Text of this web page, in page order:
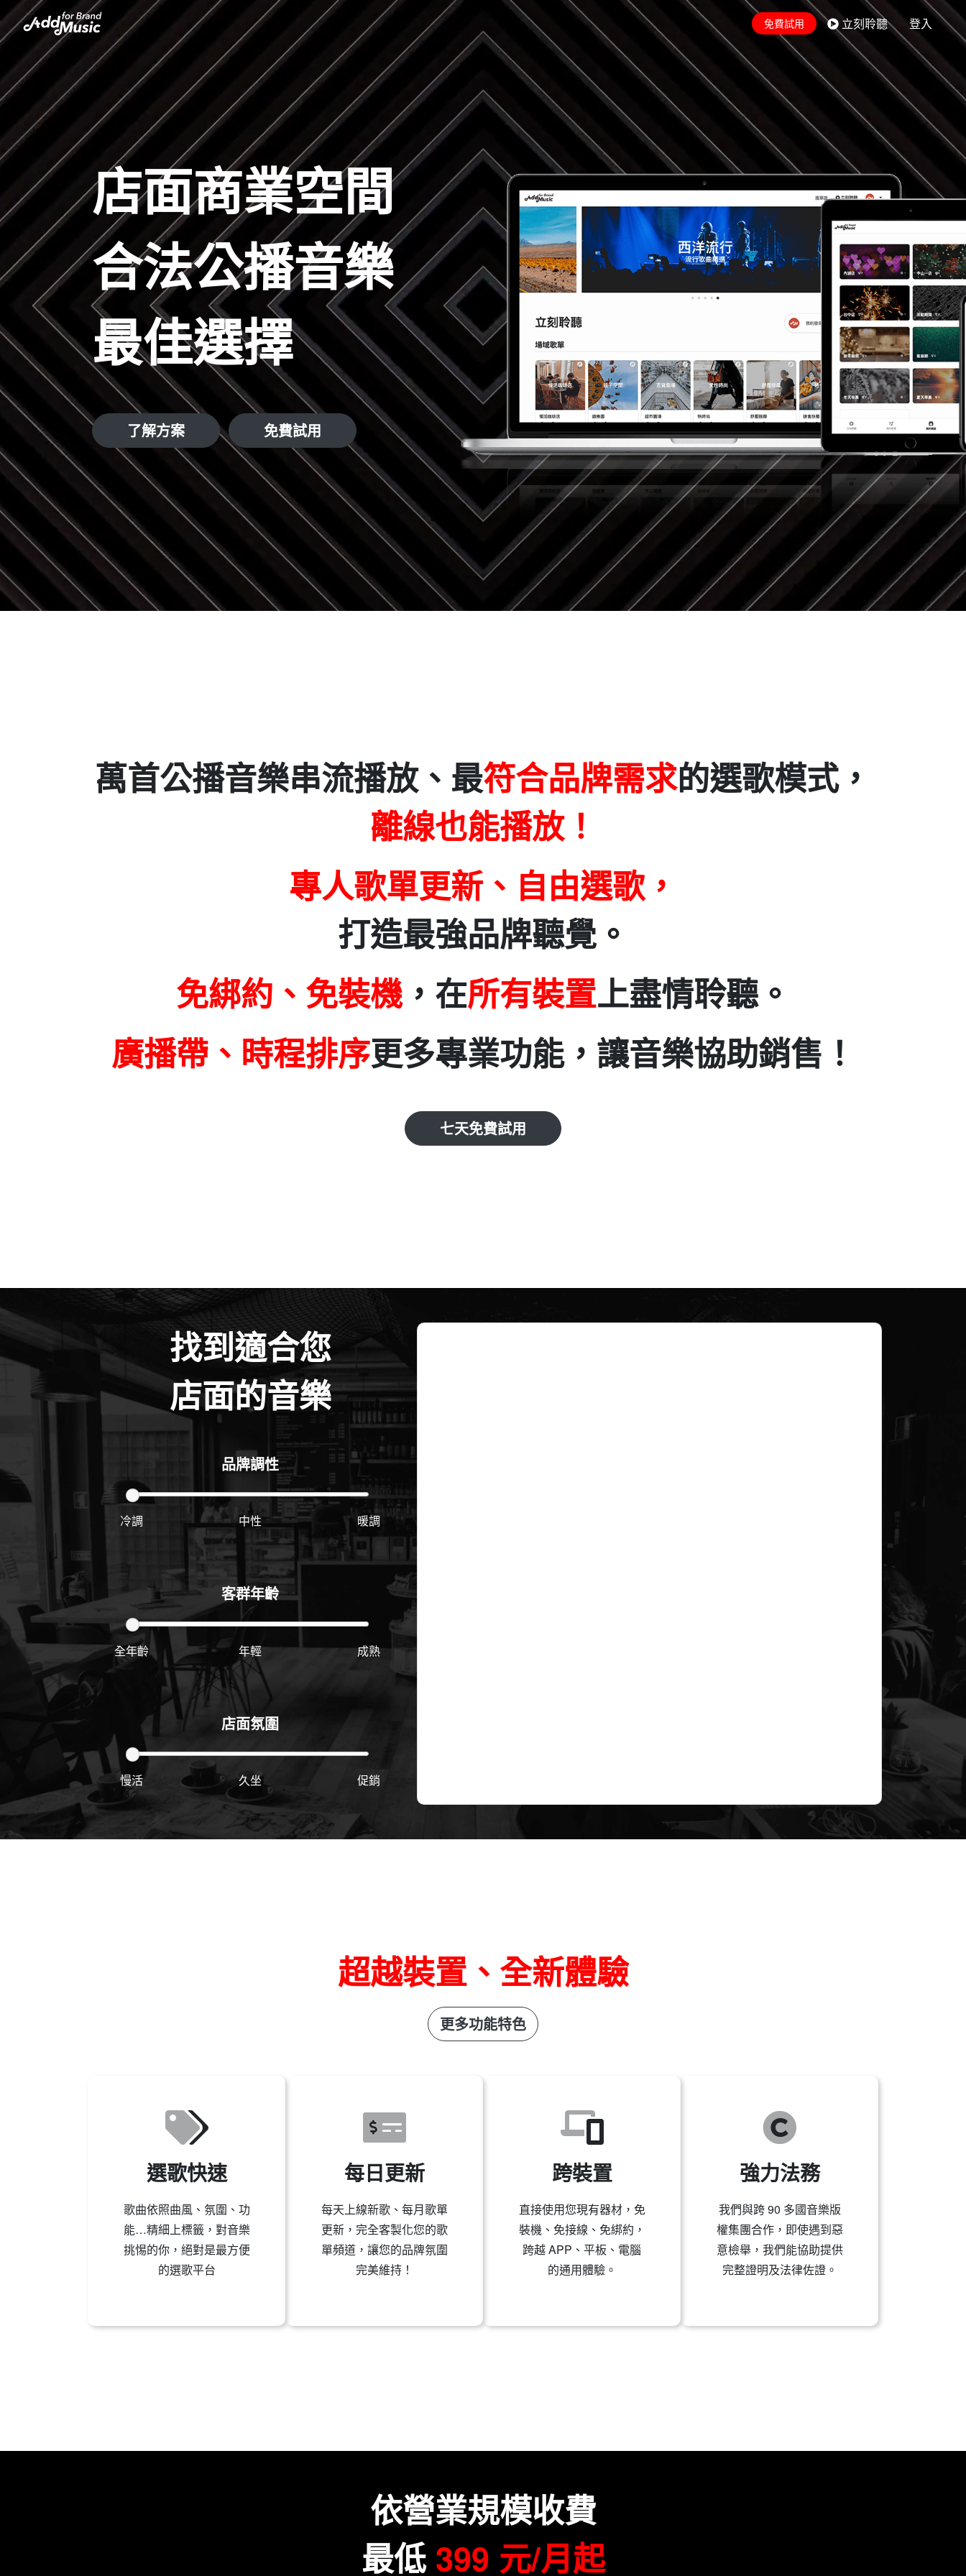
免費試用 立刻聆聽 登入
店面商業空間
合法公播音樂
最佳選擇
了解方案 免費試用
萬首公播音樂串流播放、最符合品牌需求的選歌模式，
離線也能播放！
專人歌單更新、自由選歌，
打造最強品牌聽覺。
免綁約、免裝機，在所有裝置上盡情聆聽。
廣播帶、時程排序更多專業功能，讓音樂協助銷售！
七天免費試用
找到適合您
店面的音樂
品牌調性
冷調 中性 暖調
客群年齡
全年齡 年輕 成熟
店面氛圍
慢活 久坐 促銷
超越裝置、全新體驗
更多功能特色
選歌快速
歌曲依照曲風、氛圍、功
能…精細上標籤，對音樂
挑惕的你，絕對是最方便
的選歌平台
每日更新
每天上線新歌、每月歌單
更新，完全客製化您的歌
單頻道，讓您的品牌氛圍
完美維持！
跨裝置
直接使用您現有器材，免
裝機、免接線、免綁約，
跨越 APP、平板、電腦
的通用體驗。
強力法務
我們與跨 90 多國音樂版
權集團合作，即使遇到惡
意檢舉，我們能協助提供
完整證明及法律佐證。
依營業規模收費
最低 399 元/月起